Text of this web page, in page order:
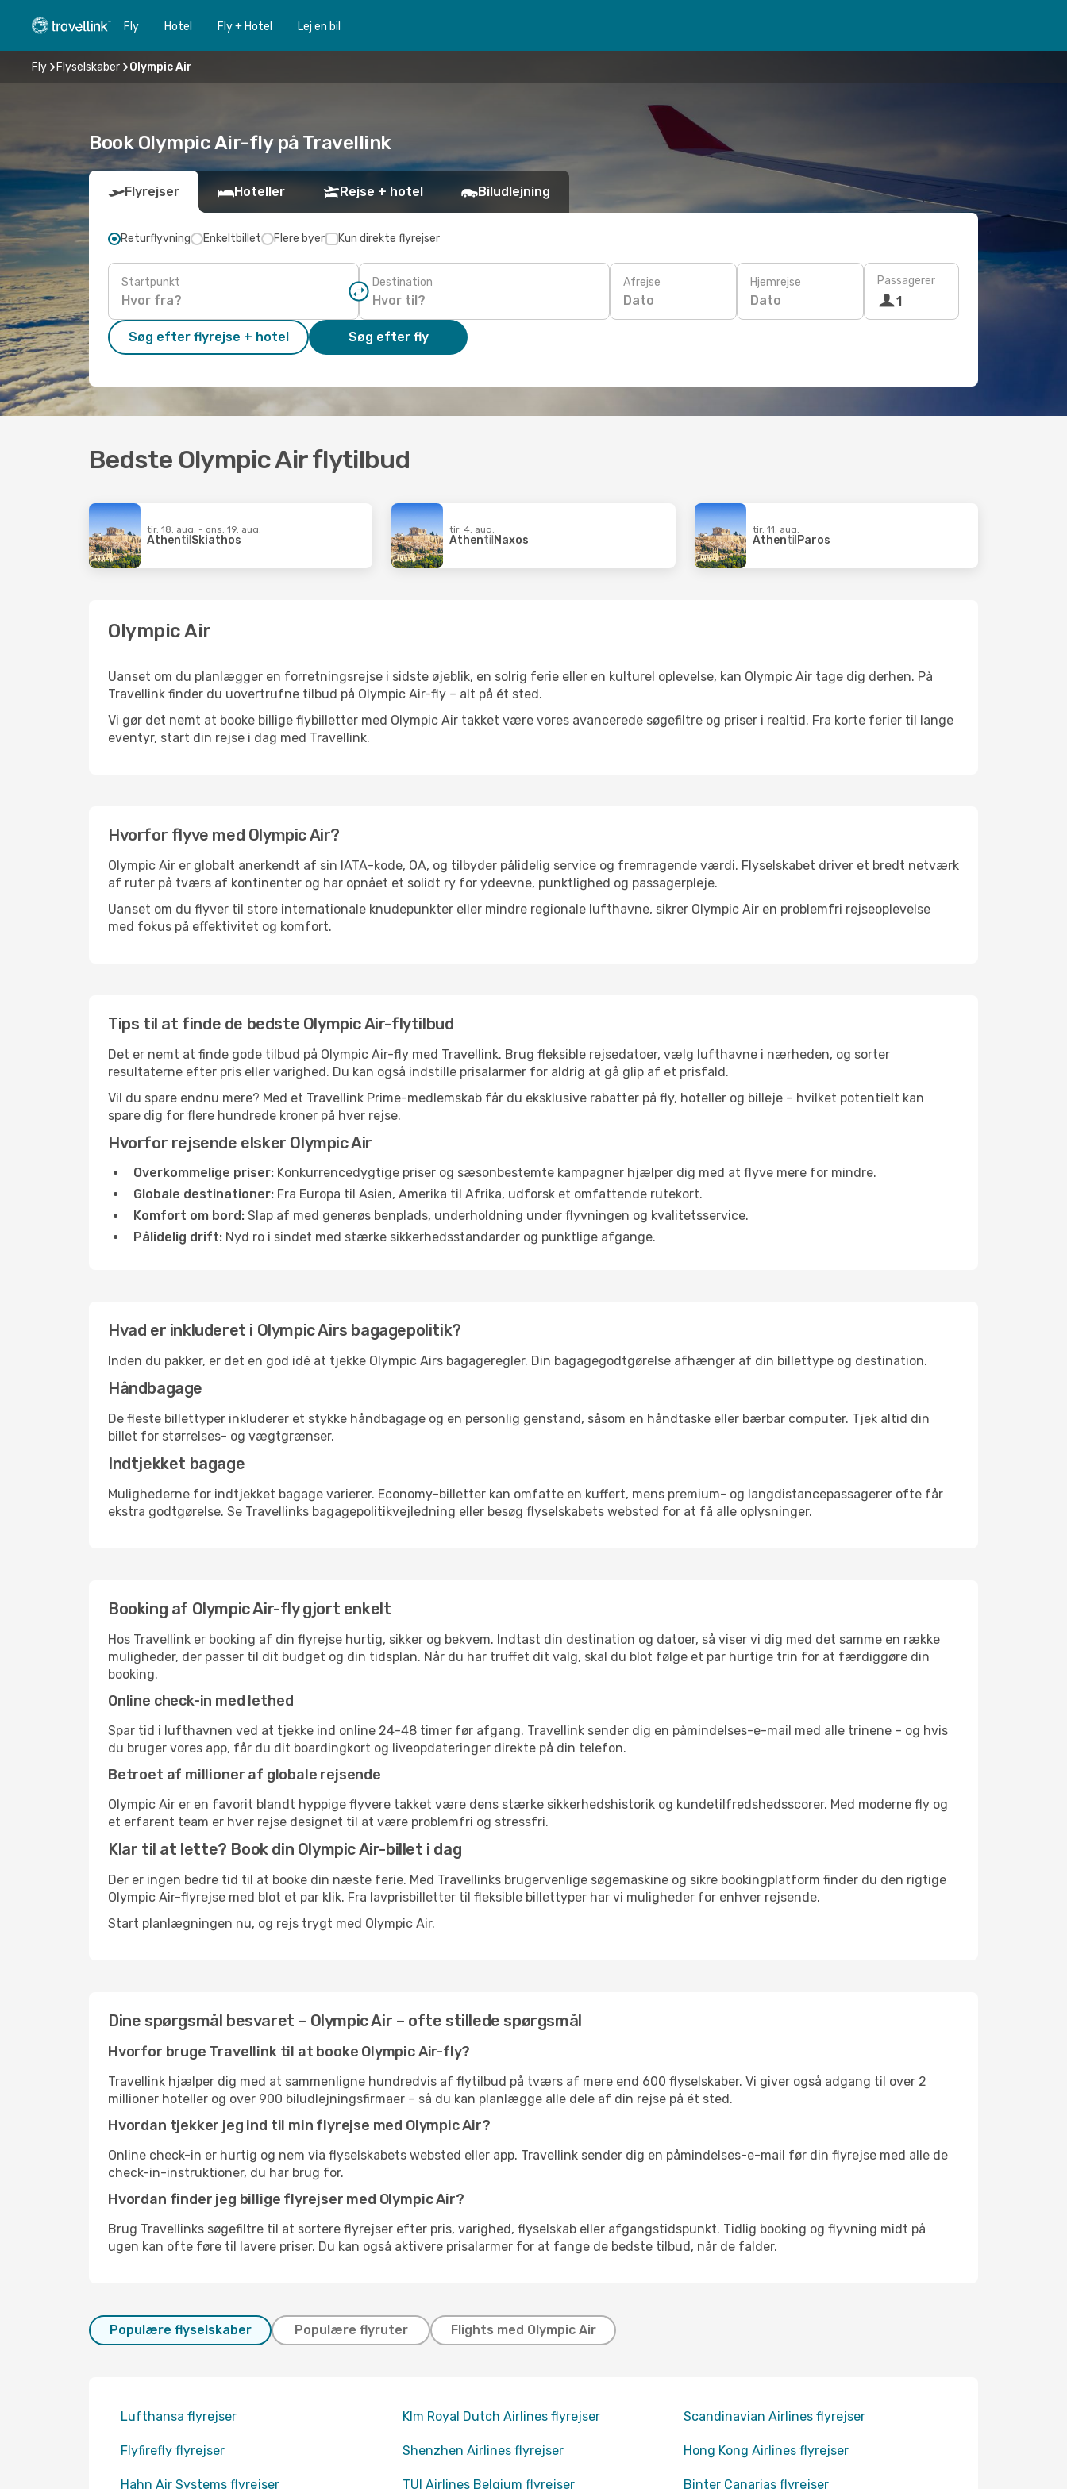
Fly Hotel Fly + Hotel Lej en bil
Fly Flyselskaber Olympic Air
Book Olympic Air-fly på Travellink
Flyrejser Hoteller Rejse + hotel Biludlejning
Returflyvning Enkeltbillet Flere byer Kun direkte flyrejser
Startpunkt Destination Afrejse
Dato
Hjemrejse
Dato
Passagerer
1
Søg efter flyrejse + hotel Søg efter fly
Bedste Olympic Air flytilbud
tir. 18. aug. - ons. 19. aug.
Athentil Skiathos
tir. 4. aug.
Athentil Naxos
tir. 11. aug.
Athentil Paros
Olympic Air
Uanset om du planlægger en forretningsrejse i sidste øjeblik, en solrig ferie eller en kulturel oplevelse, kan Olympic Air tage dig derhen. På
Travellink finder du uovertrufne tilbud på Olympic Air-fly – alt på ét sted.
Vi gør det nemt at booke billige flybilletter med Olympic Air takket være vores avancerede søgefiltre og priser i realtid. Fra korte ferier til lange
eventyr, start din rejse i dag med Travellink.
Hvorfor flyve med Olympic Air?
Olympic Air er globalt anerkendt af sin IATA-kode, OA, og tilbyder pålidelig service og fremragende værdi. Flyselskabet driver et bredt netværk
af ruter på tværs af kontinenter og har opnået et solidt ry for ydeevne, punktlighed og passagerpleje.
Uanset om du flyver til store internationale knudepunkter eller mindre regionale lufthavne, sikrer Olympic Air en problemfri rejseoplevelse
med fokus på effektivitet og komfort.
Tips til at finde de bedste Olympic Air-flytilbud
Det er nemt at finde gode tilbud på Olympic Air-fly med Travellink. Brug fleksible rejsedatoer, vælg lufthavne i nærheden, og sorter
resultaterne efter pris eller varighed. Du kan også indstille prisalarmer for aldrig at gå glip af et prisfald.
Vil du spare endnu mere? Med et Travellink Prime-medlemskab får du eksklusive rabatter på fly, hoteller og billeje – hvilket potentielt kan
spare dig for flere hundrede kroner på hver rejse.
Hvorfor rejsende elsker Olympic Air
Overkommelige priser: Konkurrencedygtige priser og sæsonbestemte kampagner hjælper dig med at flyve mere for mindre.
Globale destinationer: Fra Europa til Asien, Amerika til Afrika, udforsk et omfattende rutekort.
Komfort om bord: Slap af med generøs benplads, underholdning under flyvningen og kvalitetsservice.
Pålidelig drift: Nyd ro i sindet med stærke sikkerhedsstandarder og punktlige afgange.
Hvad er inkluderet i Olympic Airs bagagepolitik?
Inden du pakker, er det en god idé at tjekke Olympic Airs bagageregler. Din bagagegodtgørelse afhænger af din billettype og destination.
Håndbagage
De fleste billettyper inkluderer et stykke håndbagage og en personlig genstand, såsom en håndtaske eller bærbar computer. Tjek altid din
billet for størrelses- og vægtgrænser.
Indtjekket bagage
Mulighederne for indtjekket bagage varierer. Economy-billetter kan omfatte en kuffert, mens premium- og langdistancepassagerer ofte får
ekstra godtgørelse. Se Travellinks bagagepolitikvejledning eller besøg flyselskabets websted for at få alle oplysninger.
Booking af Olympic Air-fly gjort enkelt
Hos Travellink er booking af din flyrejse hurtig, sikker og bekvem. Indtast din destination og datoer, så viser vi dig med det samme en række
muligheder, der passer til dit budget og din tidsplan. Når du har truffet dit valg, skal du blot følge et par hurtige trin for at færdiggøre din
booking.
Online check-in med lethed
Spar tid i lufthavnen ved at tjekke ind online 24-48 timer før afgang. Travellink sender dig en påmindelses-e-mail med alle trinene – og hvis
du bruger vores app, får du dit boardingkort og liveopdateringer direkte på din telefon.
Betroet af millioner af globale rejsende
Olympic Air er en favorit blandt hyppige flyvere takket være dens stærke sikkerhedshistorik og kundetilfredshedsscorer. Med moderne fly og
et erfarent team er hver rejse designet til at være problemfri og stressfri.
Klar til at lette? Book din Olympic Air-billet i dag
Der er ingen bedre tid til at booke din næste ferie. Med Travellinks brugervenlige søgemaskine og sikre bookingplatform finder du den rigtige
Olympic Air-flyrejse med blot et par klik. Fra lavprisbilletter til fleksible billettyper har vi muligheder for enhver rejsende.
Start planlægningen nu, og rejs trygt med Olympic Air.
Dine spørgsmål besvaret – Olympic Air – ofte stillede spørgsmål
Hvorfor bruge Travellink til at booke Olympic Air-fly?
Travellink hjælper dig med at sammenligne hundredvis af flytilbud på tværs af mere end 600 flyselskaber. Vi giver også adgang til over 2
millioner hoteller og over 900 biludlejningsfirmaer – så du kan planlægge alle dele af din rejse på ét sted.
Hvordan tjekker jeg ind til min flyrejse med Olympic Air?
Online check-in er hurtig og nem via flyselskabets websted eller app. Travellink sender dig en påmindelses-e-mail før din flyrejse med alle de
check-in-instruktioner, du har brug for.
Hvordan finder jeg billige flyrejser med Olympic Air?
Brug Travellinks søgefiltre til at sortere flyrejser efter pris, varighed, flyselskab eller afgangstidspunkt. Tidlig booking og flyvning midt på
ugen kan ofte føre til lavere priser. Du kan også aktivere prisalarmer for at fange de bedste tilbud, når de falder.
Populære flyselskaber Populære flyruter Flights med Olympic Air
Lufthansa flyrejser Klm Royal Dutch Airlines flyrejser Scandinavian Airlines flyrejser
Flyfirefly flyrejser Shenzhen Airlines flyrejser Hong Kong Airlines flyrejser
Hahn Air Systems flyrejser TUI Airlines Belgium flyrejser Binter Canarias flyrejser